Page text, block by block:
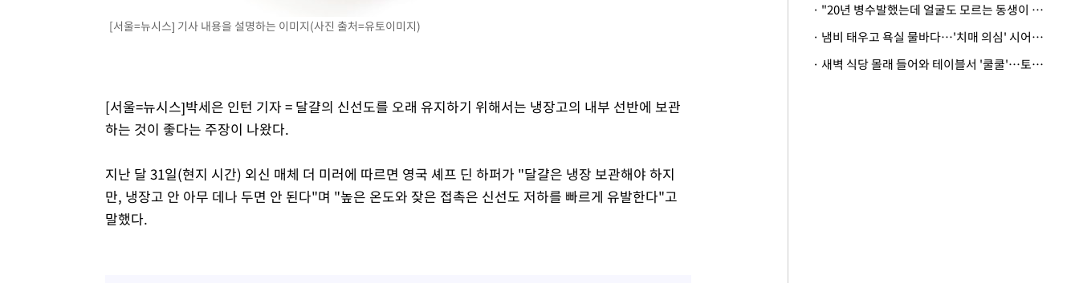
[서울=뉴시스] 기사 내용을 설명하는 이미지(사진 출처=유토이미지)
[서울=뉴시스]박세은 인턴 기자 = 달걀의 신선도를 오래 유지하기 위해서는 냉장고의 내부 선반에 보관
하는 것이 좋다는 주장이 나왔다.
지난 달 31일(현지 시간) 외신 매체 더 미러에 따르면 영국 셰프 딘 하퍼가 "달걀은 냉장 보관해야 하지
만, 냉장고 안 아무 데나 두면 안 된다"며 "높은 온도와 잦은 접촉은 신선도 저하를 빠르게 유발한다"고
말했다.
· "20년 병수발했는데 얼굴도 모르는 동생이 유산 절반을"…배다른 형제 상속권 있을까
· 냄비 태우고 욕실 물바다…'치매 의심' 시어머니 검사 권유했다가 '날벼락'
· 새벽 식당 몰래 들어와 테이블서 '쿨쿨'…토사물 남기고 사라진 남성